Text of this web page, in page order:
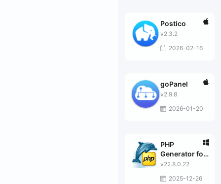
Postico
v2.3.2
2026-02-16
goPanel
v2.9.8
2026-01-20
PHP
Generator for
MySQL
v22.8.0.22
2025-12-26